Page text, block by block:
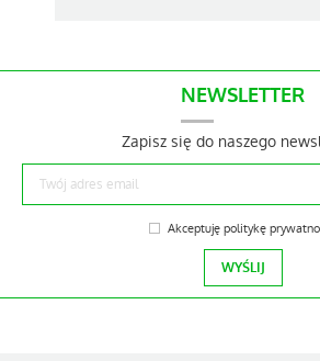
NEWSLETTER
Zapisz się do naszego
Akceptuję politykę